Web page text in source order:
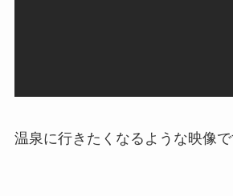
温泉に行きたくなるような映像で